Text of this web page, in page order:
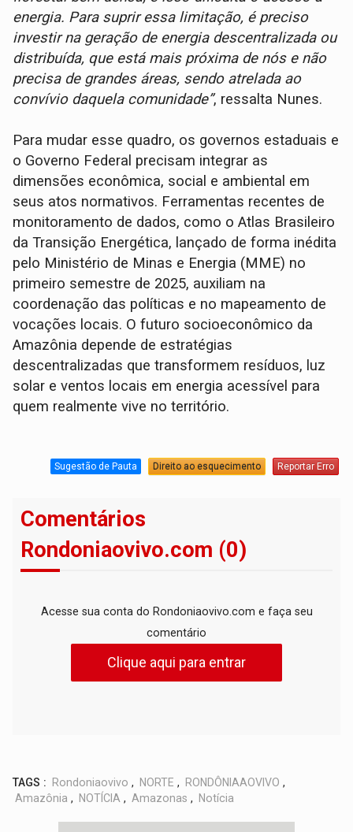
energia. Para suprir essa limitação, é preciso
investir na geração de energia descentralizada ou
distribuída, que está mais próxima de nós e não
precisa de grandes áreas, sendo atrelada ao
convívio daquela comunidade”, ressalta Nunes.
Para mudar esse quadro, os governos estaduais e
o Governo Federal precisam integrar as
dimensões econômica, social e ambiental em
seus atos normativos. Ferramentas recentes de
monitoramento de dados, como o Atlas Brasileiro
da Transição Energética, lançado de forma inédita
pelo Ministério de Minas e Energia (MME) no
primeiro semestre de 2025, auxiliam na
coordenação das políticas e no mapeamento de
vocações locais. O futuro socioeconômico da
Amazônia depende de estratégias
descentralizadas que transformem resíduos, luz
solar e ventos locais em energia acessível para
quem realmente vive no território.
Sugestão de Pauta Direito ao esquecimento Reportar Erro
Comentários
Rondoniaovivo.com (0)
Acesse sua conta do Rondoniaovivo.com e faça seu
comentário
Clique aqui para entrar
TAGS : Rondoniaovivo , NORTE , RONDÔNIAAOVIVO ,
Amazônia , NOTÍCIA , Amazonas , Notícia